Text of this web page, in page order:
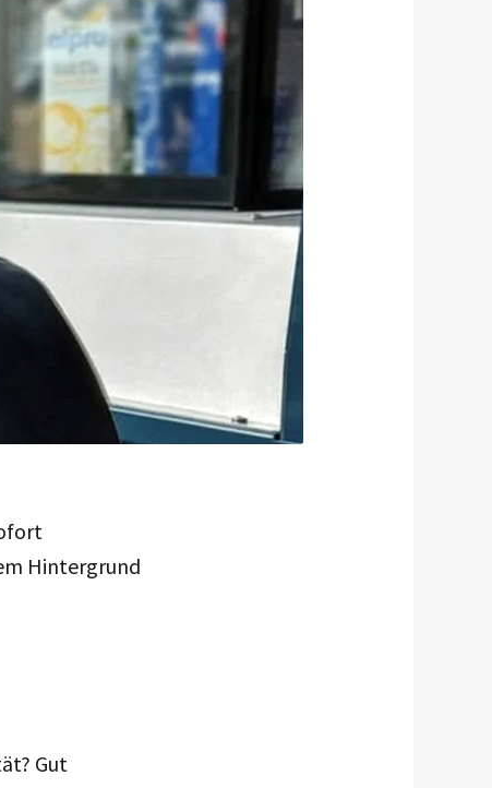
Hintergrund
Gut